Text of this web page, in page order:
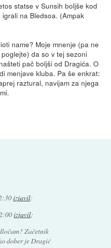
statse v Sunsih boljše kod
na Bledsoa. (Ampak
name? Moje mnenje (pa ne
da so v tej sezoni
pač boljši od Dragića. O
menjave kluba. Pa še enkrat:
raztural, navijam za njega
izjavil:
izjavil:
Začetnik
dober je Dragić